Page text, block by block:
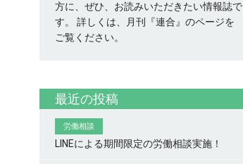
方に、ぜひ、お読みいただきたい情報誌で
す。 詳しくは、月刊『連合』のページを
ご覧ください。
最近の投稿
労働相談
LINEによる期間限定の労働相談実施！